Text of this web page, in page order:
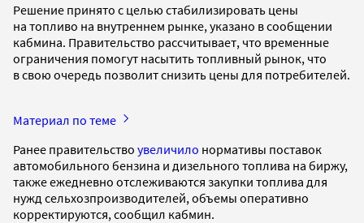
Решение принято с целью стабилизировать цены
на топливо на внутреннем рынке, указано в сообщении
кабмина. Правительство рассчитывает, что временные
ограничения помогут насытить топливный рынок, что
в свою очередь позволит снизить цены для потребителей.
Материал по теме
Ранее правительство увеличило нормативы поставок
автомобильного бензина и дизельного топлива на биржу,
также ежедневно отслеживаются закупки топлива для
нужд сельхозпроизводителей, объемы оперативно
корректируются, сообщил кабмин.